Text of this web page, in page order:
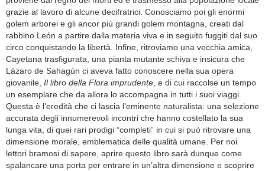
grazie al lavoro di alcune decifratrici. Conosciamo poi gli enormi
golem arborei e gli ancor più grandi golem montagna, creati dal
rabbino León a partire dalla materia viva e in seguito fuggiti dal suo
circo conquistando la libertà. Infine, ritroviamo una vecchia amica,
Cayetana trasfigurata, una pianta mutante schiva e insicura che
Lázaro de Sahagún ci aveva fatto conoscere nella sua opera
giovanile, Il libro della Flora imprudente, e di cui raccolse un tempo
un esemplare che da allora lo accompagna in tutti i suoi viaggi.
Questa è l’eredità che ci lascia l’eminente naturalista: una selezione
accurata degli innumerevoli incontri che hanno costellato la sua
lunga vita, di quei rari prodigi “completi” in cui si può ritrovare una
dimensione morale, emblematica delle qualità umane. Per noi
lettori bramosi di sapere, aprire questo libro sarà dunque come
spalancare una porta per entrare in un’altra dimensione e scoprire